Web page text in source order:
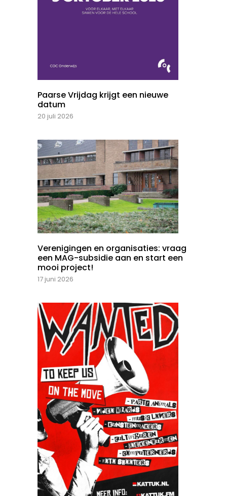
Paarse Vrijdag krijgt een nieuwe
datum
20 juli 2026
Verenigingen en organisaties: vraag
een MAG-subsidie aan en start een
mooi project!
17 juni 2026